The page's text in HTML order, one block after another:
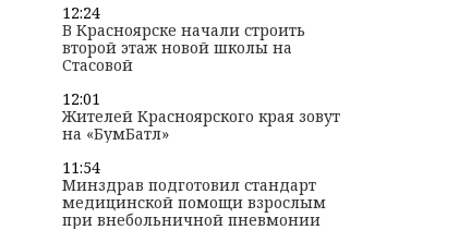
12:24
В Красноярске начали строить
второй этаж новой школы на
Стасовой
12:01
Жителей Красноярского края зовут
на «БумБатл»
11:54
Минздрав подготовил стандарт
медицинской помощи взрослым
при внебольничной пневмонии